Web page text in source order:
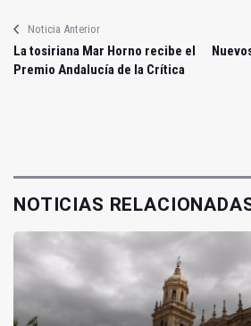
Noticia Anterior
La tosiriana Mar Horno recibe el
Premio Andalucía de la Crítica
NOTICIAS